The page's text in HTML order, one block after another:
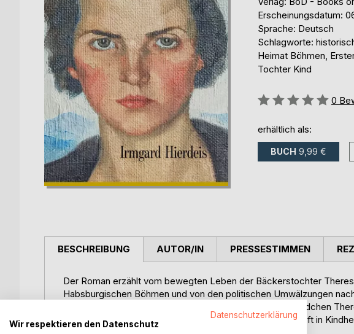
Erscheinungsdatum:
Sprache: Deutsch
Schlagworte:
Heimat Böhmen,
Tochter Kind
Bewertung::
0
erhältlich als:
BUCH 9,99 €
BESCHREIBUNG
Der Roman erzählt vom bewegten Leben der Bäckerstochter
Habsburgischen Böhmen und von den politischen Umwälzungen
Kultur ins Wanken gerät. Er erzählt aber auch von dem Mädchen
zu Musik und Klavierspiel entdeckt und dieser Leidenschaft in
AUTOR/IN PRESSESTIMMEN
Datenschutzerklärung
Wir respektieren den Datenschutz